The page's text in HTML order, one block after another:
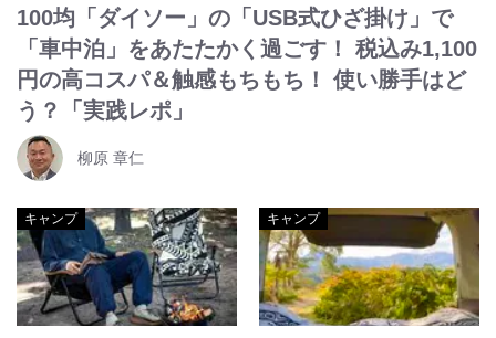
100均「ダイソー」の「USB式ひざ掛け」で
「車中泊」をあたたかく過ごす！ 税込み1,100
円の高コスパ＆触感もちもち！ 使い勝手はど
う？「実践レポ」
柳原 章仁
キャンプ キャンプ